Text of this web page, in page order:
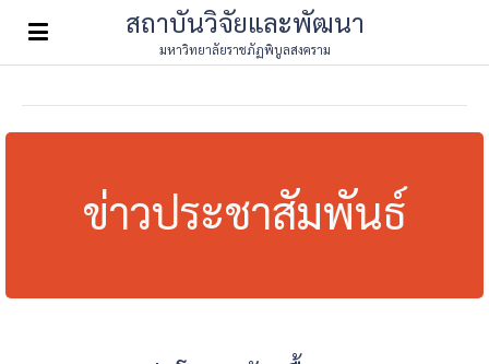
สถาบันวิจัยและพัฒนา
มหาวิทยาลัยราชภัฏพิบูลสงคราม
ข่าวประชาสัมพันธ์